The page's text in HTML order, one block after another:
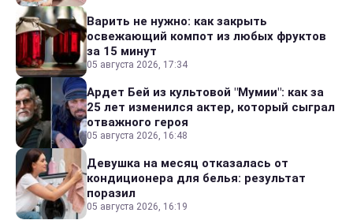
Варить не нужно: как закрыть
освежающий компот из любых фруктов
за 15 минут
05 августа 2026, 17:34
Ардет Бей из культовой "Мумии": как за
25 лет изменился актер, который сыграл
отважного героя
05 августа 2026, 16:48
Девушка на месяц отказалась от
кондиционера для белья: результат
поразил
05 августа 2026, 16:19